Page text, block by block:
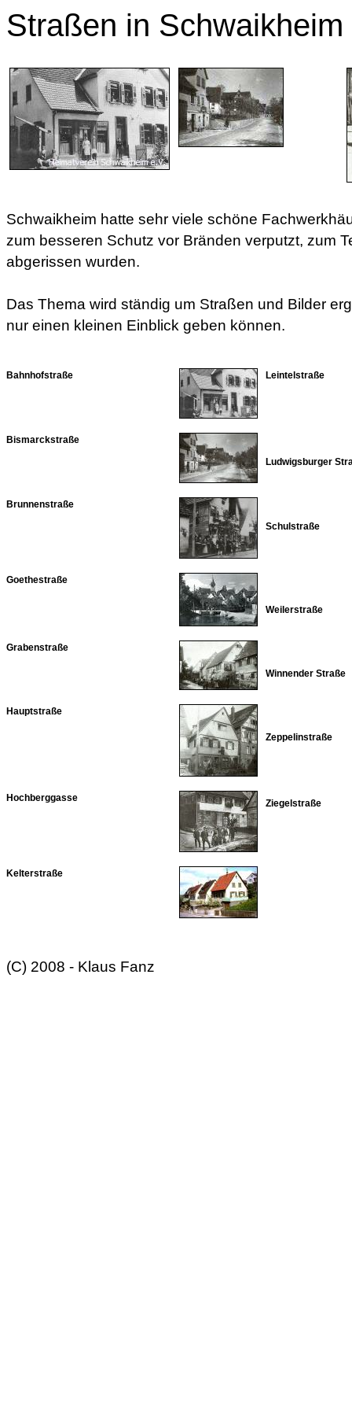
Straßen in Schwaikheim
Schwaikheim hatte sehr viele schöne
zum besseren Schutz vor Bränden verputzt, zum
abgerissen wurden.
Das Thema wird ständig um Straßen und Bilder
nur einen kleinen Einblick geben können.
Bahnhofstraße
Bismarckstraße
Brunnenstraße
Goethestraße
Grabenstraße
Hauptstraße
Hochberggasse
Kelterstraße
Leintelstraße
Ludwigsburger
Schulstraße
Weilerstraße
Winnender Straße
Zeppelinstraße
Ziegelstraße
(C) 2008 - Klaus Fanz